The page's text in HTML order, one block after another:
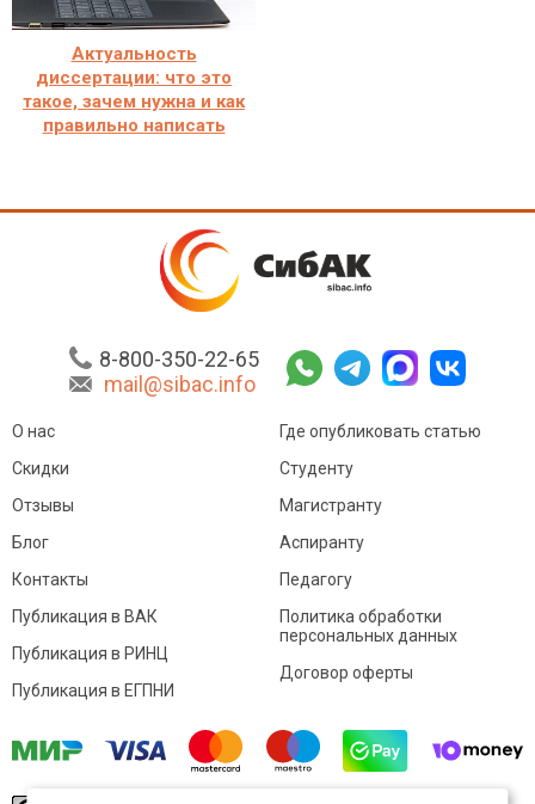
Актуальность
диссертации: что это
такое, зачем нужна и как
правильно написать
8-800-350-22-65
mail@sibac.info
О нас
Скидки
Отзывы
Блог
Контакты
Где опубликовать статью
Студенту
Магистранту
Аспиранту
Педагогу
Публикация в ВАК
Публикация в РИНЦ
Публикация в ЕГПНИ
Политика обработки
персональных данных
Договор оферты